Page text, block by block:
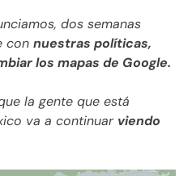
dos semanas
con nuestras políticas,
los mapas de Google.
la gente que está
va a continuar viendo